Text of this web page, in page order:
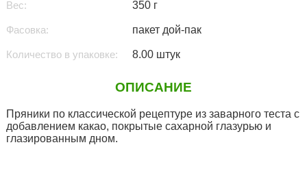
Вес: 350 г
Фасовка: пакет дой-пак
Количество в упаковке: 8.00 штук
ОПИСАНИЕ
Пряники по классической рецептуре из заварного теста с
добавлением какао, покрытые сахарной глазурью и
глазированным дном.